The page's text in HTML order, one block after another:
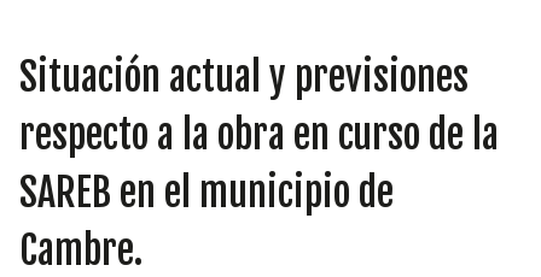
INICIATIVAS
Situación actual y previsiones
respecto a la obra en curso de la
SAREB en el municipio de
Cambre.